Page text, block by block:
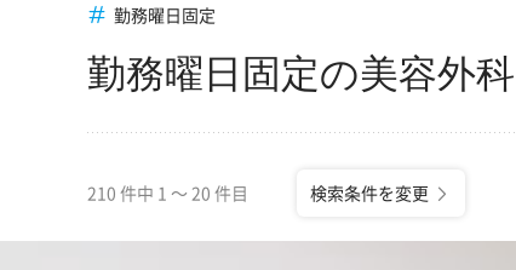
勤務曜日固定
勤務曜日固定の美容外
210 件中 1 〜 20 件目 検索条件を変更